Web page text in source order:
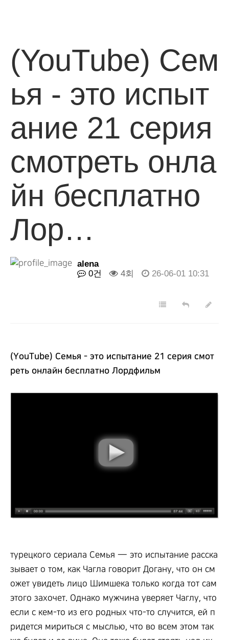
(YouTube) Сем
ья - это испыт
ание 21 серия
смотреть онла
йн бесплатно
Лор…
alena
0건
4회 26-06-01 10:31
(YouTube) Семья - это испытание 21 серия смот
реть онлайн бесплатно Лордфильм
турецкого сериала Семья — это испытание расска
зывает о том, как Чагла говорит Догану, что он см
ожет увидеть лицо Шимшека только когда тот сам
этого захочет. Однако мужчина уверяет Чаглу, что
если с кем-то из его родных что-то случится, ей п
ридется мириться с мыслью, что во всем этом так